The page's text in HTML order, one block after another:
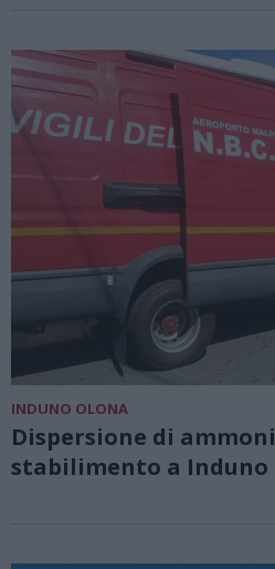
INDUNO OLONA
Dispersione di
stabilimento a Induno